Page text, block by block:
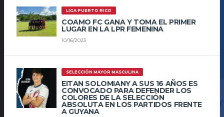
LIGA PUERTO RICO
COAMO FC GANA Y TOMA EL PRIMER
LUGAR EN LA LPR FEMENINA
10/16/2023
SELECCIÓN MAYOR MASCULINA
EITAN SOLOMIANY A SUS 16 AÑOS ES
CONVOCADO PARA DEFENDER LOS
COLORES DE LA SELECCIÓN
ABSOLUTA EN LOS PARTIDOS FRENTE
A GUYANA